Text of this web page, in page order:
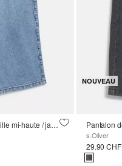
Jean baggy / coupe décontractée / taille mi-haute / jambe large
NOUVEAU
s.Oliver
29.90 CHF